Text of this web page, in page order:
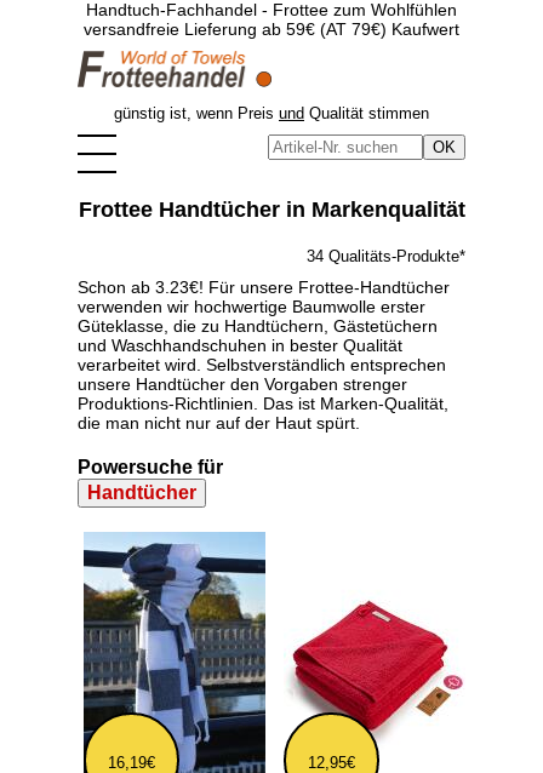
Handtuch-Fachhandel - Frottee zum Wohlfühlen
versandfreie Lieferung ab 59€ (AT 79€) Kaufwert
günstig ist, wenn Preis und Qualität stimmen
Frottee Handtücher in Markenqualität
34 Qualitäts-Produkte*
Schon ab 3.23€! Für unsere Frottee-Handtücher
verwenden wir hochwertige Baumwolle erster
Güteklasse, die zu Handtüchern, Gästetüchern
und Waschhandschuhen in bester Qualität
verarbeitet wird. Selbstverständlich entsprechen
unsere Handtücher den Vorgaben strenger
Produktions-Richtlinien. Das ist Marken-Qualität,
die man nicht nur auf der Haut spürt.
Powersuche für
Handtücher
16,19€ 12,95€